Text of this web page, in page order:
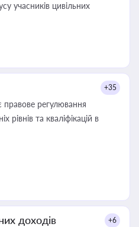
учасників цивільних
+35
регулювання
рівнів та кваліфікацій в
доходів +6